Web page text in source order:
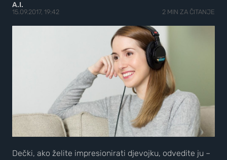
A.I.
15.09.2017, 19:42 2 MIN ZA ČITANJE
Dečki, ako želite impresionirati djevojku, odvedite ju –